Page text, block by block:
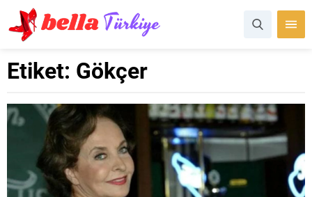
Etiket: Gökçer